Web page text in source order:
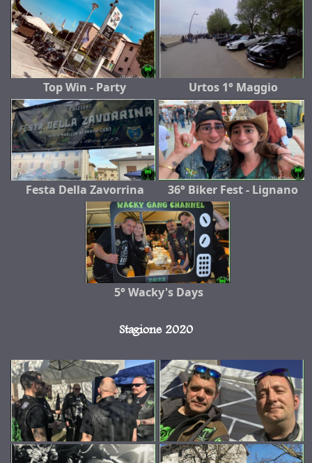
Top Win - Party Urtos 1° Maggio
Festa Della Zavorrina 36° Biker Fest - Lignano
5° Wacky's Days
Stagione 2020